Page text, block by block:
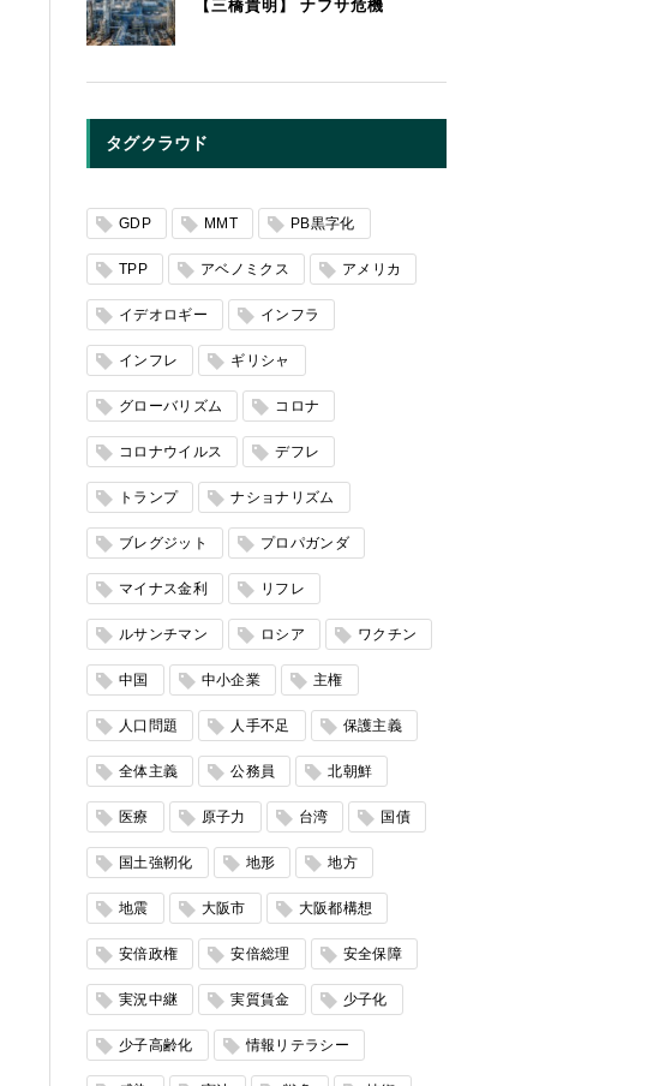
【三橋貴明】 ナフサ危機
タグクラウド
GDP MMT PB黒字化
TPP アベノミクス アメリカ
イデオロギー インフラ
インフレ ギリシャ
グローバリズム コロナ
コロナウイルス デフレ
トランプ ナショナリズム
ブレグジット プロパガンダ
マイナス金利 リフレ
ルサンチマン ロシア ワクチン
中国 中小企業 主権
人口問題 人手不足 保護主義
全体主義 公務員 北朝鮮
医療 原子力 台湾 国債
国土強靭化 地形 地方
地震 大阪市 大阪都構想
安倍政権 安倍総理 安全保障
実況中継 実質賃金 少子化
少子高齢化 情報リテラシー